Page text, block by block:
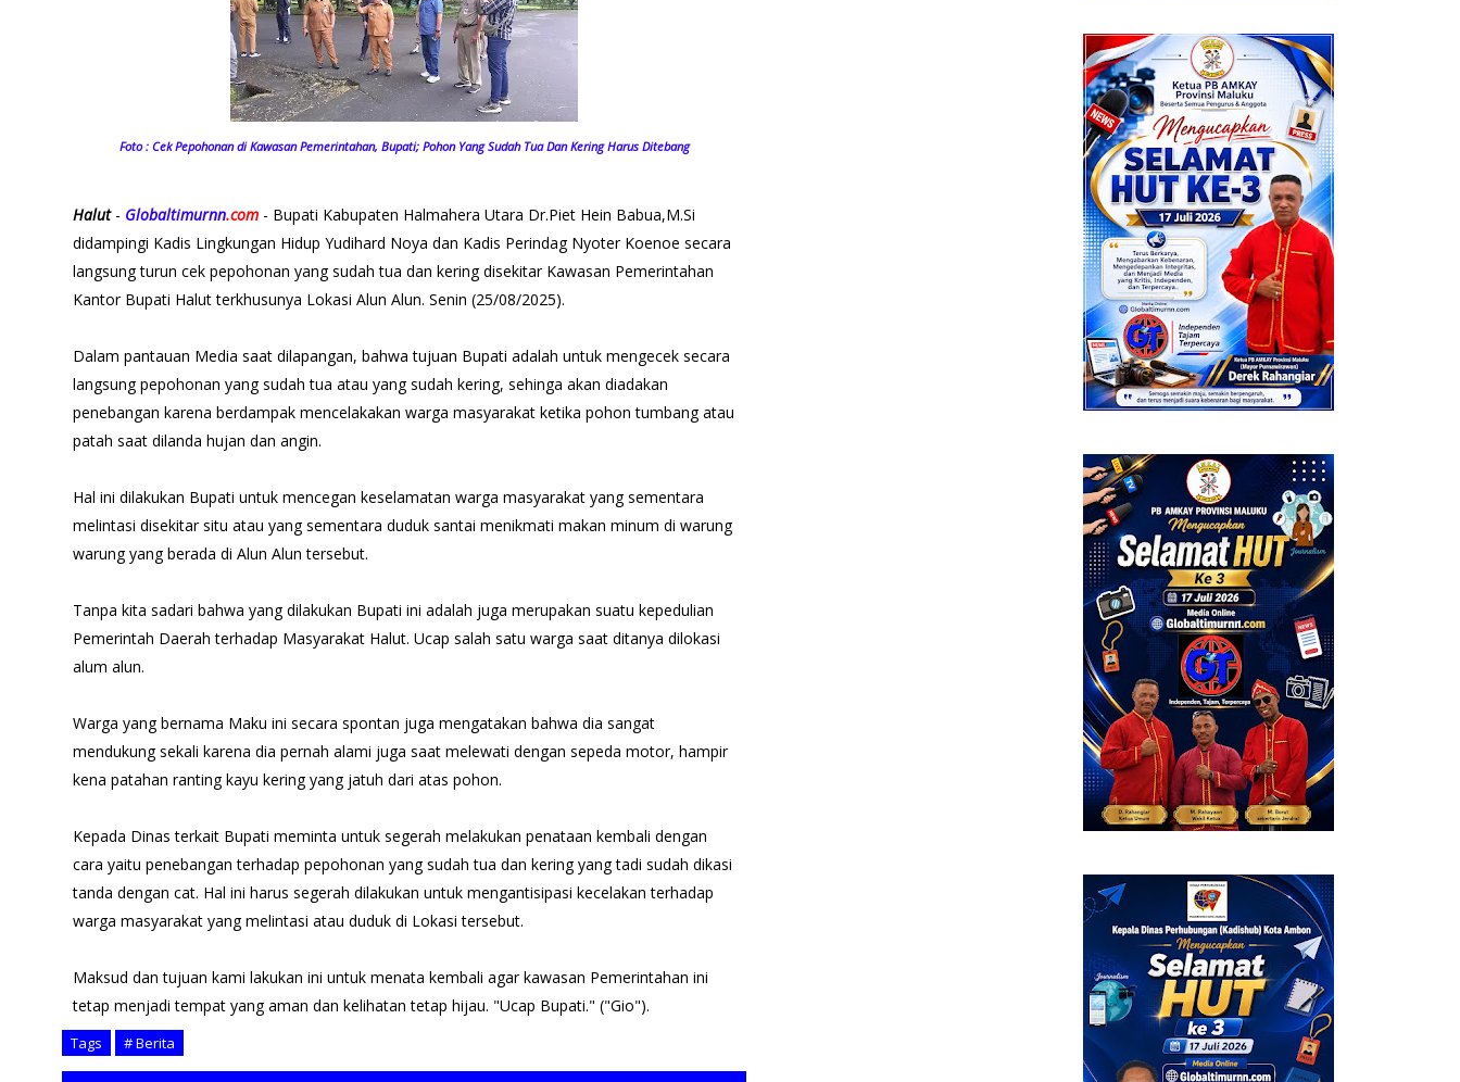
Foto : Cek Pepohonan di Kawasan Pemerintahan, Bupati; Pohon Yang Sudah Tua Dan Kering Harus Ditebang
Halut- Globaltimurnn.com - Bupati Kabupaten Halmahera Utara Dr.Piet Hein Babua,M.Si
didampingi Kadis Lingkungan Hidup Yudihard Noya dan Kadis Perindag Nyoter Koenoe secara
langsung turun cek pepohonan yang sudah tua dan kering disekitar Kawasan Pemerintahan
Kantor Bupati Halut terkhusunya Lokasi Alun Alun. Senin (25/08/2025).
Dalam pantauan Media saat dilapangan, bahwa tujuan Bupati adalah untuk mengecek secara
langsung pepohonan yang sudah tua atau yang sudah kering, sehinga akan diadakan
penebangan karena berdampak mencelakakan warga masyarakat ketika pohon tumbang atau
patah saat dilanda hujan dan angin.
Hal ini dilakukan Bupati untuk mencegan keselamatan warga masyarakat yang sementara
melintasi disekitar situ atau yang sementara duduk santai menikmati makan minum di warung
warung yang berada di Alun Alun tersebut.
Tanpa kita sadari bahwa yang dilakukan Bupati ini adalah juga merupakan suatu kepedulian
Pemerintah Daerah terhadap Masyarakat Halut. Ucap salah satu warga saat ditanya dilokasi
alum alun.
Warga yang bernama Maku ini secara spontan juga mengatakan bahwa dia sangat
mendukung sekali karena dia pernah alami juga saat melewati dengan sepeda motor, hampir
kena patahan ranting kayu kering yang jatuh dari atas pohon.
Kepada Dinas terkait Bupati meminta untuk segerah melakukan penataan kembali dengan
cara yaitu penebangan terhadap pepohonan yang sudah tua dan kering yang tadi sudah dikasi
tanda dengan cat. Hal ini harus segerah dilakukan untuk mengantisipasi kecelakan terhadap
warga masyarakat yang melintasi atau duduk di Lokasi tersebut.
Maksud dan tujuan kami lakukan ini untuk menata kembali agar kawasan Pemerintahan ini
tetap menjadi tempat yang aman dan kelihatan tetap hijau. "Ucap Bupati." ("Gio").
Tags # Berita